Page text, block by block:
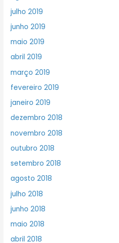
julho 2019
junho 2019
maio 2019
abril 2019
março 2019
fevereiro 2019
janeiro 2019
dezembro 2018
novembro 2018
outubro 2018
setembro 2018
agosto 2018
julho 2018
junho 2018
maio 2018
abril 2018